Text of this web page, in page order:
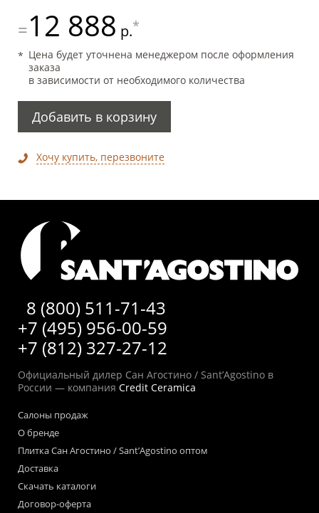
=12 888 р.*
Цена будет уточнена менеджером после оформления
заказа
в зависимости от необходимого количества
Добавить в корзину
Хочу купить, перезвоните
8 (800) 511-71-43
+7 (495) 956-00-59
+7 (812) 327-27-12
Официальный дилер Сан Агостино / Sant’Agostino в
России — компания Credit Ceramica
Салоны продаж
О бренде
Плитка Сан Агостино / Sant’Agostino оптом
Доставка
Скачать каталоги
Договор-оферта